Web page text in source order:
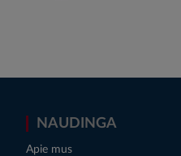
NAUDINGA
Apie mus